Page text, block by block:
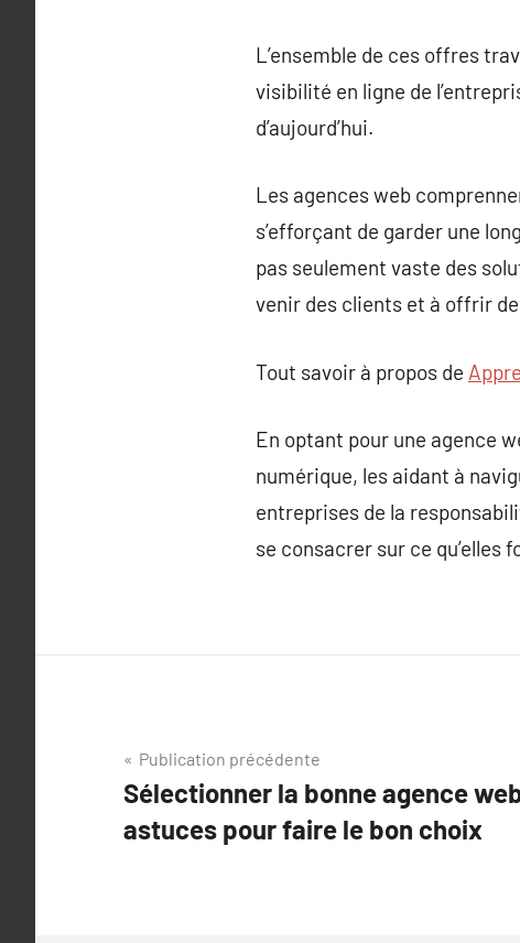
L’ensemble de ces offres
visibilité en ligne de
d’aujourd’hui.
Les agences web
s’efforçant de garder une
pas seulement vaste des
venir des clients et à offrir
Tout savoir à propos de
En optant pour une agence
numérique, les aidant à
entreprises de la
se consacrer sur ce qu’elles
Navigation
de
l’article
Publication précédente
Sélectionner la bonne agence
astuces pour faire le bon choix